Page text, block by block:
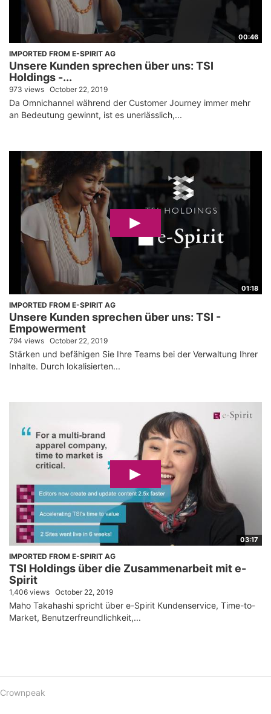
00:46
IMPORTED FROM E-SPIRIT AG
Unsere Kunden sprechen über uns: TSI
Holdings -...
973 views October 22, 2019
Da Omnichannel während der Customer Journey immer mehr
an Bedeutung gewinnt, ist es unerlässlich,...
01:18
IMPORTED FROM E-SPIRIT AG
Unsere Kunden sprechen über uns: TSI -
Empowerment
794 views October 22, 2019
Stärken und befähigen Sie Ihre Teams bei der Verwaltung Ihrer
Inhalte. Durch lokalisierten...
03:17
IMPORTED FROM E-SPIRIT AG
TSI Holdings über die Zusammenarbeit mit e-
Spirit
1,406 views October 22, 2019
Maho Takahashi spricht über e-Spirit Kundenservice, Time-to-
Market, Benutzerfreundlichkeit,...
Crownpeak